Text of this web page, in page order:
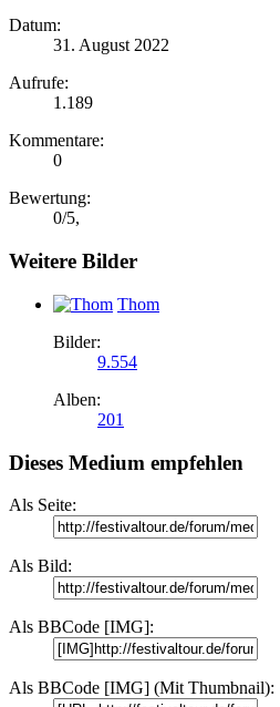
Datum:
31. August 2022
Aufrufe:
1.189
Kommentare:
0
Bewertung:
0/5,
Weitere Bilder
Thom
Bilder:
9.554
Alben:
201
Dieses Medium empfehlen
Als Seite:
Als Bild:
Als BBCode [IMG]:
Als BBCode [IMG] (Mit Thumbnail):